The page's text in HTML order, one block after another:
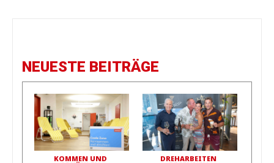
NEUESTE BEITRÄGE
KOMMEN UND DREHARBEITEN